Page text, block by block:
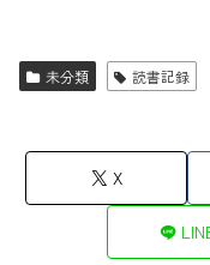
未分類 読書記録
X